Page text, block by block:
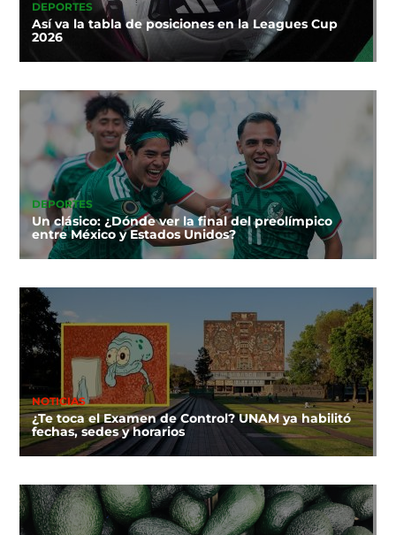
DEPORTES
Así va la tabla de posiciones en la Leagues Cup
2026
DEPORTES
Un clásico: ¿Dónde ver la final del preolímpico
entre México y Estados Unidos?
NOTICIAS
¿Te toca el Examen de Control? UNAM ya habilitó
fechas, sedes y horarios